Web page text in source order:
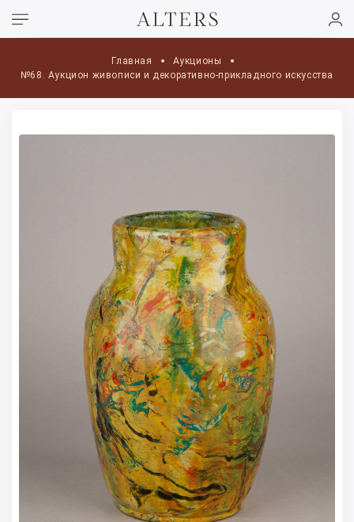
Главная
Аукционы
№68. Аукцион живописи и декоративно-прикладного искусства